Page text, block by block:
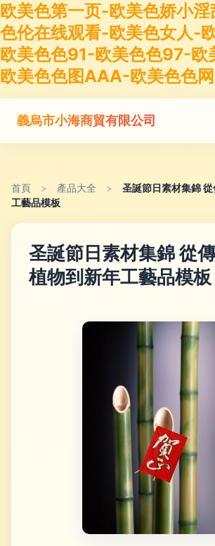
欧美色第一页-欧美色娇小
色伦在线观看-欧美色女人-
欧美色色91-欧美色色97-欧
欧美色色图AAA-欧美色色网
義烏市小海商貿有限公司
首頁 > 產品大全 >
圣誕節日素材集錦
工藝品模板
圣誕節日素材集錦 從
植物到新年工藝品模板